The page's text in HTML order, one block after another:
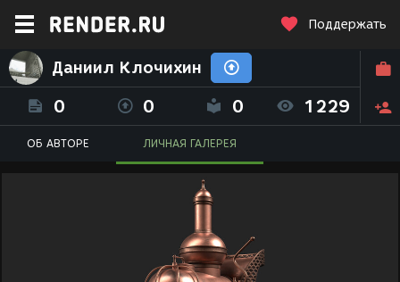
Поддержать
Даниил Клочихин
0 0 0 1229
ОБ АВТОРЕ ЛИЧНАЯ ГАЛЕРЕЯ